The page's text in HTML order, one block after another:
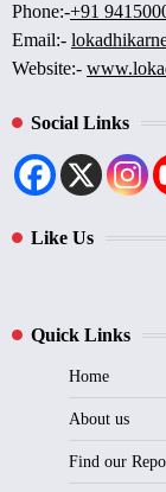
Phone:-+91
Email:-
Website:-
Social Links
Like Us
Quick Links
Home
About us
Find our